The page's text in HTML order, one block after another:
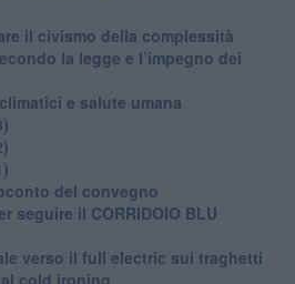
il civismo della complessità
la legge e l’impegno dei
e salute umana
del convegno
seguire il CORRIDOIO BLU
verso il full electric sui traghetti
cold ironing